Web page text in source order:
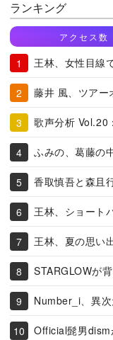
ランキング
アクセス数
王林、女性目線
藤井 風、ツアー
歌声分析 Vol.20
ふみの、葛藤の
香取慎吾と森且
王林、ショート
王林、夏の思い
STARGLOWが
Number_i、異
Official髭男dism